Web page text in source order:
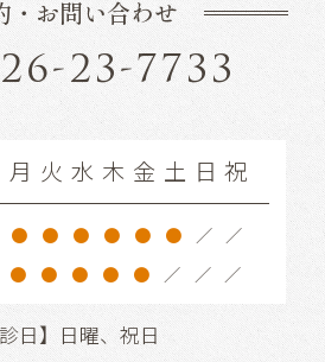
・お問い合わせ
23-7733
月 火 水 木 金 土 日 祝
● ● ● ● ● ● ／ ／
● ● ● ● ● ／ ／ ／
日】日曜、祝日